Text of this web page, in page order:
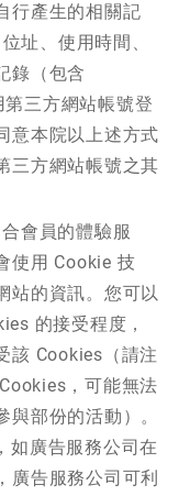
行產生的相關記
址、使用時間、
錄（包含
三方網站帳號登
意本院以上述方式
三方網站帳號之其
會員的體驗服
使用 Cookie 技
站的資訊。您可以
的接受程度，
該 Cookies（請注
，可能無法
部份的活動）。
如廣告服務公司在
廣告服務公司可利